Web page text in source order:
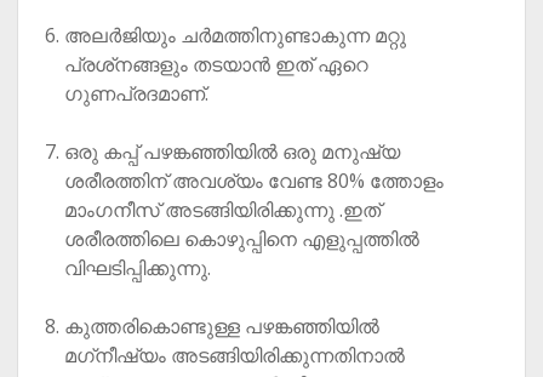
അലര്‍ജിയും ചര്‍മത്തിനുണ്ടാകുന്ന മറ്റു
പ്രശ്‌നങ്ങളും തടയാന്‍ ഇത് ഏറെ
ഗുണപ്രദമാണ്.
ഒരു കപ്പ് പഴങ്കഞ്ഞിയില്‍ ഒരു മനുഷ്യ
ശരീരത്തിന് അവശ്യം വേണ്ട 80% ത്തോളം
മാംഗനീസ് അടങ്ങിയിരിക്കുന്നു .ഇത്
ശരീരത്തിലെ കൊഴുപ്പിനെ എളുപ്പത്തില്‍
വിഘടിപ്പിക്കുന്നു.
കുത്തരികൊണ്ടുള്ള പഴങ്കഞ്ഞിയില്‍
മഗ്‌നീഷ്യം അടങ്ങിയിരിക്കുന്നതിനാല്‍